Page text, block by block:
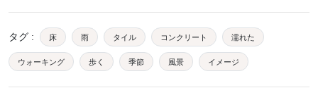
タグ : 床 雨 タイル コンクリート 濡れた
ウォーキング 歩く 季節 風景 イメージ